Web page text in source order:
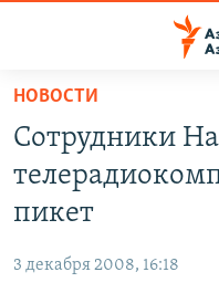
Вернуться
основному
содержанию
Вернутся
главной
навигации
КАЗАХСТАН
ТАДЖИКИСТАН
НОВОСТИ
ВОЙНА В УКРАИНЕ
ҚАЗАҚША
НОВОСТИ
Сотрудники
пикет
3 декабря 2008, 16:18